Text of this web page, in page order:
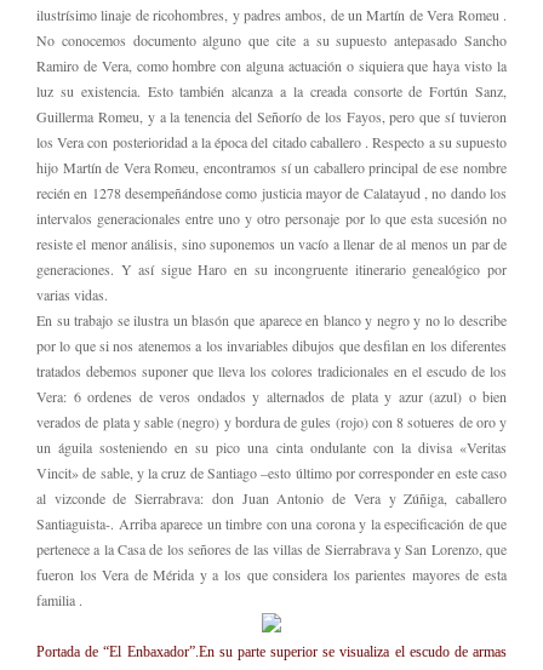
ilustrísimo linaje de ricohombres, y padres ambos, de un Martín de Vera Romeu .
No conocemos documento alguno que cite a su supuesto antepasado Sancho
Ramiro de Vera, como hombre con alguna actuación o siquiera que haya visto la
luz su existencia. Esto también alcanza a la creada consorte de Fortún Sanz,
Guillerma Romeu, y a la tenencia del Señorío de los Fayos, pero que sí tuvieron
los Vera con posterioridad a la época del citado caballero . Respecto a su supuesto
hijo Martín de Vera Romeu, encontramos sí un caballero principal de ese nombre
recién en 1278 desempeñándose como justicia mayor de Calatayud , no dando los
intervalos generacionales entre uno y otro personaje por lo que esta sucesión no
resiste el menor análisis, sino suponemos un vacío a llenar de al menos un par de
generaciones. Y así sigue Haro en su incongruente itinerario genealógico por
varias vidas.
En su trabajo se ilustra un blasón que aparece en blanco y negro y no lo describe
por lo que si nos atenemos a los invariables dibujos que desfilan en los diferentes
tratados debemos suponer que lleva los colores tradicionales en el escudo de los
Vera: 6 ordenes de veros ondados y alternados de plata y azur (azul) o bien
verados de plata y sable (negro) y bordura de gules (rojo) con 8 sotueres de oro y
un águila sosteniendo en su pico una cinta ondulante con la divisa «Veritas
Vincit» de sable, y la cruz de Santiago –esto último por corresponder en este caso
al vizconde de Sierrabrava: don Juan Antonio de Vera y Zúñiga, caballero
Santiaguista-. Arriba aparece un timbre con una corona y la especificación de que
pertenece a la Casa de los señores de las villas de Sierrabrava y San Lorenzo, que
fueron los Vera de Mérida y a los que considera los parientes mayores de esta
familia .
Portada de “El Enbaxador”.En su parte superior se visualiza el escudo de armas